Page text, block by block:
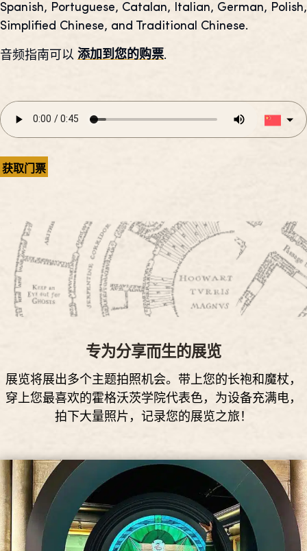
Spanish, Portuguese, Catalan, Italian, German, Polish,
Simplified Chinese, and Traditional Chinese.
音频指南可以 添加到您的购票.
获取门票
专为分享而生的展览
展览将展出多个主题拍照机会。带上您的长袍和魔杖，
穿上您最喜欢的霍格沃茨学院代表色，为设备充满电，
拍下大量照片，记录您的展览之旅！